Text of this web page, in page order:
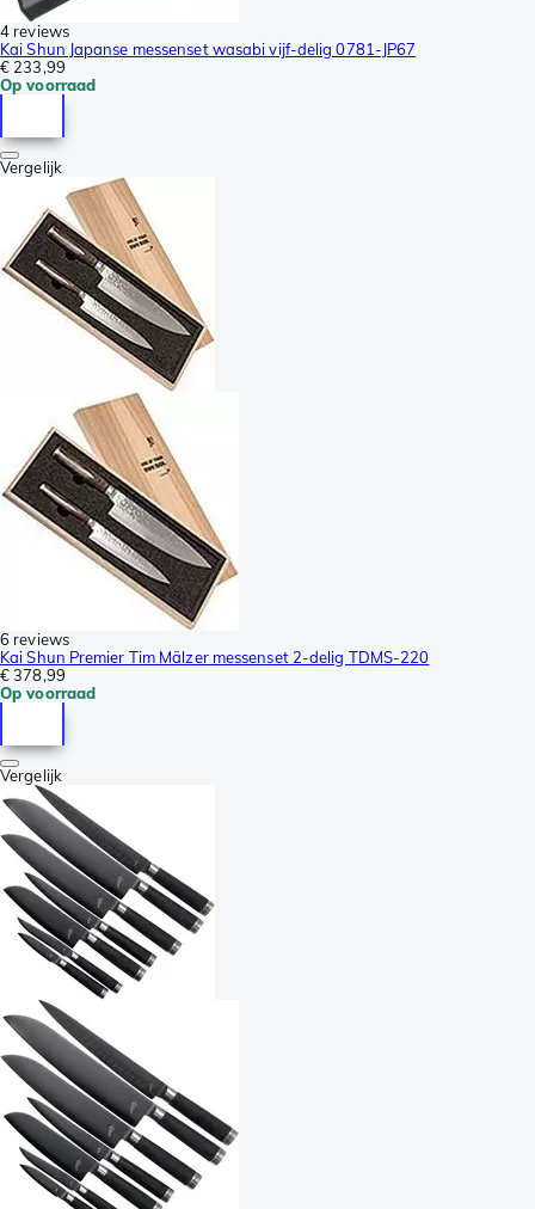
4 reviews
Kai Shun Japanse messenset wasabi vijf-delig 0781-JP67
€ 233,99
Op voorraad
Vergelijk
6 reviews
Kai Shun Premier Tim Mälzer messenset 2-delig TDMS-220
€ 378,99
Op voorraad
Vergelijk